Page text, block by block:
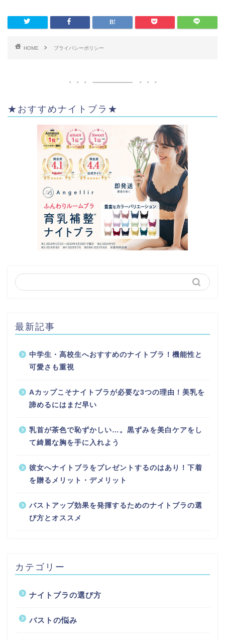
HOME プライバシーポリシー
★おすすめナイトブラ★
最新記事
中学生・高校生へおすすめのナイトブラ！機能性と
可愛さも重視
Aカップこそナイトブラが必要な3つの理由！美乳を
諦めるにはまだ早い
乳首が茶色で恥ずかしい…。黒ずみを美白ケアをし
て綺麗な胸を手に入れよう
彼女へナイトブラをプレゼントするのはあり！下着
を贈るメリット・デメリット
バストアップ効果を発揮するためのナイトブラの選
び方とオススメ
カテゴリー
ナイトブラの選び方
バストの悩み